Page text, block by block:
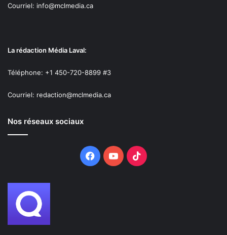
Courriel: info@mclmedia.ca
La rédaction Média Laval:
Téléphone: +1 450-720-8899 #3
Courriel: redaction@mclmedia.ca
Nos réseaux sociaux
Facebook
YouTubeTikTok